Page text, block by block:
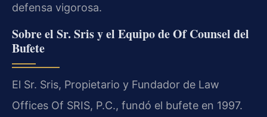
defensa vigorosa.
Sobre el Sr. Sris y el Equipo de Of Counsel del
Bufete
El Sr. Sris, Propietario y Fundador de Law
Offices Of SRIS, P.C., fundó el bufete en 1997.